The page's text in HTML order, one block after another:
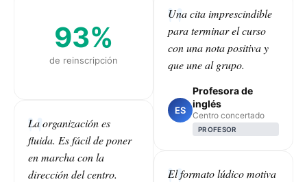
93%
de reinscripción
La organización es
fluida. Es fácil de poner
en marcha con la
dirección del centro.
Una cita imprescindible
para terminar el curso
con una nota positiva y
que une al grupo.
ES
Profesora de
inglés
Centro concertado
PROFESOR
El formato lúdico motiva